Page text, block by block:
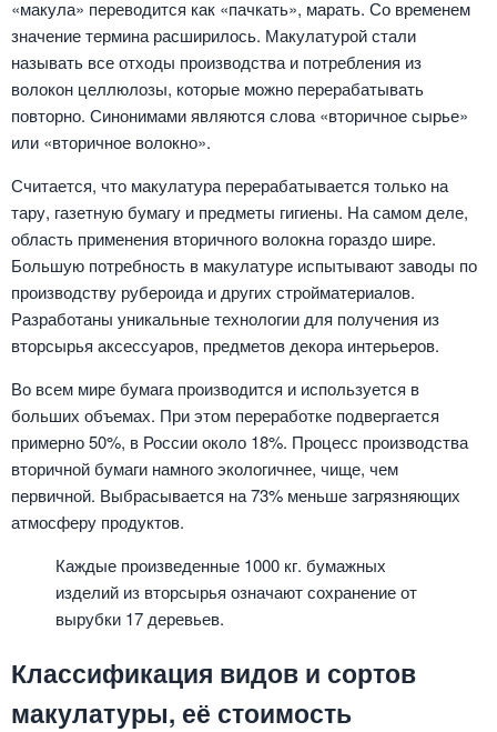
«макула» переводится как «пачкать», марать. Со временем
значение термина расширилось. Макулатурой стали
называть все отходы производства и потребления из
волокон целлюлозы, которые можно перерабатывать
повторно. Синонимами являются слова «вторичное сырье»
или «вторичное волокно».
Считается, что макулатура перерабатывается только на
тару, газетную бумагу и предметы гигиены. На самом деле,
область применения вторичного волокна гораздо шире.
Большую потребность в макулатуре испытывают заводы по
производству рубероида и других стройматериалов.
Разработаны уникальные технологии для получения из
вторсырья аксессуаров, предметов декора интерьеров.
Во всем мире бумага производится и используется в
больших объемах. При этом переработке подвергается
примерно 50%, в России около 18%. Процесс производства
вторичной бумаги намного экологичнее, чище, чем
первичной. Выбрасывается на 73% меньше загрязняющих
атмосферу продуктов.
Каждые произведенные 1000 кг. бумажных
изделий из вторсырья означают сохранение от
вырубки 17 деревьев.
Классификация видов и сортов
макулатуры, её стоимость